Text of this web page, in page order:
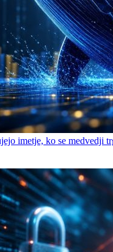
imetje, ko se medvedji